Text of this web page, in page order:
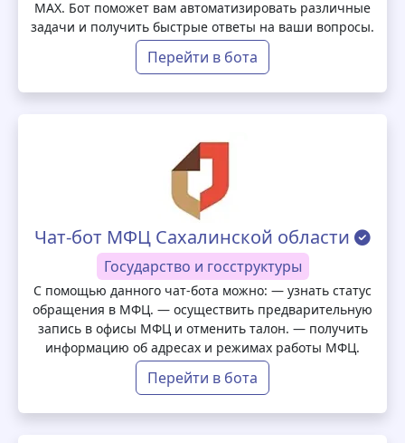
MAX. Бот поможет вам автоматизировать различные
задачи и получить быстрые ответы на ваши вопросы.
Перейти в бота
Чат-бот МФЦ Сахалинской области
Государство и госструктуры
С помощью данного чат-бота можно: — узнать статус
обращения в МФЦ. — осуществить предварительную
запись в офисы МФЦ и отменить талон. — получить
информацию об адресах и режимах работы МФЦ.
Перейти в бота